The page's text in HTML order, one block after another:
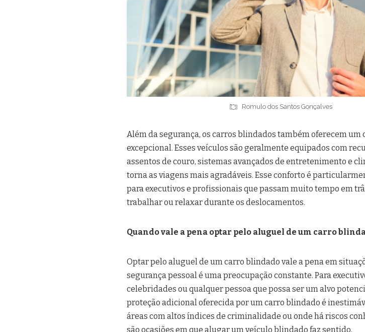
Romulo dos Santos Gonçalves
Além da segurança, os carros blindados também oferecem um
excepcional. Esses veículos são geralmente equipados com
assentos de couro, sistemas avançados de entretenimento e
torna as viagens mais agradáveis. Esse conforto é
para executivos e profissionais que passam muito tempo em
trabalhar ou relaxar durante os deslocamentos.
Quando vale a pena optar pelo aluguel de um carro
Optar pelo aluguel de um carro blindado vale a pena em
segurança pessoal é uma preocupação constante. Para
celebridades ou qualquer pessoa que possa ser um alvo
proteção adicional oferecida por um carro blindado é
áreas com altos índices de criminalidade ou onde há riscos
são ocasiões em que alugar um veículo blindado faz sentido.